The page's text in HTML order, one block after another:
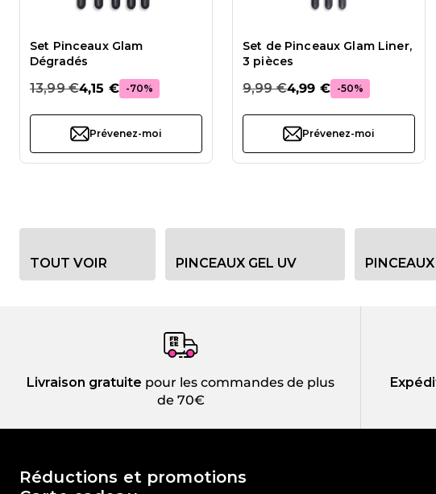
Set Pinceaux Glam
Dégradés
13,99 €4,15 € -70%
Prévenez-moi
Set de Pinceaux Glam Liner,
3 pièces
9,99 €4,99 € -50%
Prévenez-moi
Options de filtre de catégorie
TOUT VOIR PINCEAUX GEL UV
Livraison gratuite pour les commandes de plus
de 70€
Le monde de Passione Beauty
Réductions et promotions